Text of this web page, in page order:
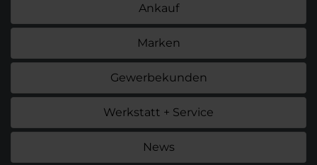
Ankauf
Marken
Gewerbekunden
Werkstatt + Service
News